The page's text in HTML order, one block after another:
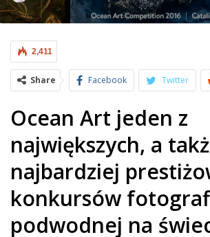
2,411
Share Facebook Twitter
Ocean Art jeden z
największych, a
najbardziej
konkursów
podwodnej na